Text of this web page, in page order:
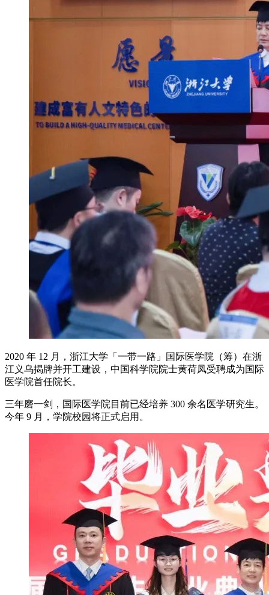
2020 年 12 月，浙江大学「一带一路」国际医学院（筹）在浙
江义乌揭牌并开工建设，中国科学院院士黄荷凤受聘成为国际
医学院首任院长。
三年磨一剑，国际医学院目前已经培养 300 余名医学研究生。
今年 9 月，学院校园将正式启用。